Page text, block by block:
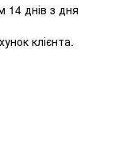
14 днів з дня
клієнта.